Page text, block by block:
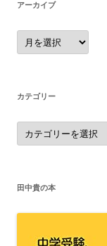
アーカイブ
ア
ー
カ
カテゴリー
カ
テ
ゴ
田中貴の本